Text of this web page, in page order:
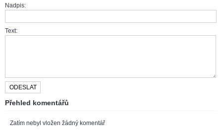
Nadpis:
Text:
Přehled komentářů
Zatím nebyl vložen žádný komentář